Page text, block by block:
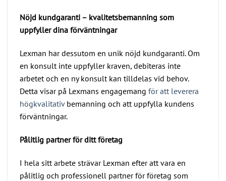
Nöjd kundgaranti – kvalitetsbemanning som
uppfyller dina förväntningar
Lexman har dessutom en unik nöjd kundgaranti. Om
en konsult inte uppfyller kraven, debiteras inte
arbetet och en ny konsult kan tilldelas vid behov.
Detta visar på Lexmans engagemang för att leverera
högkvalitativbemanning och att uppfylla kundens
förväntningar.
Pålitlig partner för ditt företag
I hela sitt arbete strävar Lexman efter att vara en
pålitlig och professionell partner för företag som